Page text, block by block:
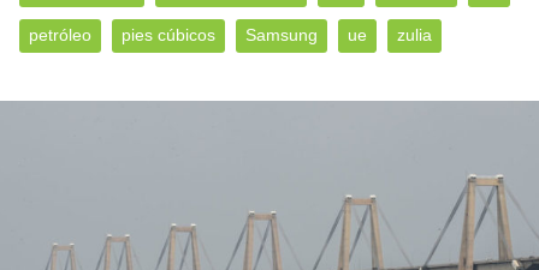
petróleo pies cúbicos Samsung ue zulia